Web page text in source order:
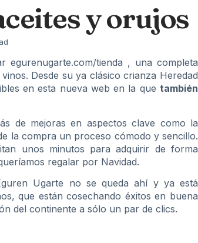
y orujos
egurenugarte.com/tienda , una completa
Desde su ya clásico crianza Heredad
en esta nueva web en la que también
de mejoras en aspectos clave como la
la compra un proceso cómodo y sencillo.
unos minutos para adquirir de forma
regalar por Navidad.
Ugarte no se queda ahí y ya está
que están cosechando éxitos en buena
del continente a sólo un par de clics.